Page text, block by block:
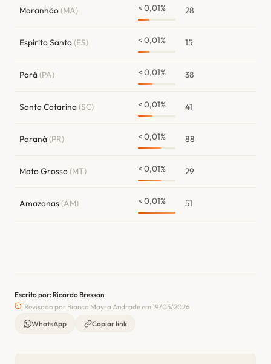
Maranhão(MA) < 0,01% 28
Espírito Santo(ES) < 0,01% 15
Pará (PA) < 0,01% 38
Santa Catarina (SC) < 0,01% 41
Paraná (PR) < 0,01% 88
Mato Grosso(MT) < 0,01% 29
Amazonas(AM) < 0,01% 51
Escrito por: Ricardo Bressan
Revisado por Bianca Mayra Andrade em 19/05/2026
WhatsApp
Copiar link